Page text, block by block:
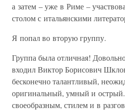
а затем – уже в Риме –
столом с итальянскими
Я попал во вторую группу.
Группа была отличная!
входил Виктор Борисович
бесконечно талантливый,
оригинальный, умный и
своеобразным, стилем и в